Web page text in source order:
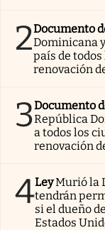
2Documento
Dominicana
país de
renovación
3Documento
República
a todos los
renovación
4LeyMurió la
tendrán
si el dueño
Estados